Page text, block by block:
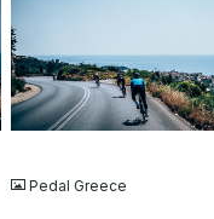
JPG
Pedal Greece